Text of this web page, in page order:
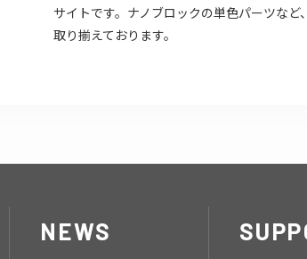
サイトです。ナノブロックの単色パーツな
取り揃えております。
NEWS